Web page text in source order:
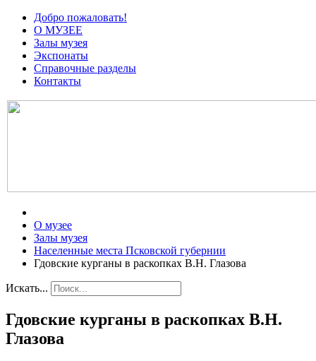
Добро пожаловать!
О МУЗЕЕ
Залы музея
Экспонаты
Справочные разделы
Контакты
О музее
Залы музея
Населенные места Псковской губернии
Гдовские курганы в раскопках В.Н. Глазова
Искать...
Гдовские курганы в раскопках В.Н.
Глазова